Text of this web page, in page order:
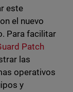
este
el nuevo
Para facilitar
Patch
las
operativos
y